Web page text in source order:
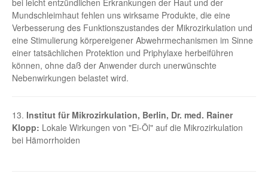
bei leicht entzündlichen Erkrankungen der Haut und der
Mundschleimhaut fehlen uns wirksame Produkte, die eine
Verbesserung des Funktionszustandes der Mikrozirkulation und
eine Stimulierung körpereigener Abwehrmechanismen im Sinne
einer tatsächlichen Protektion und Priphylaxe herbeiführen
können, ohne daß der Anwender durch unerwünschte
Nebenwirkungen belastet wird.
13. Institut für Mikrozirkulation, Berlin, Dr. med. Rainer
Klopp: Lokale Wirkungen von "Ei-Öl" auf die Mikrozirkulation
bei Hämorrhoiden